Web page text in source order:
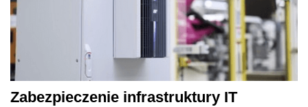
Zabezpieczenie infrastruktury IT